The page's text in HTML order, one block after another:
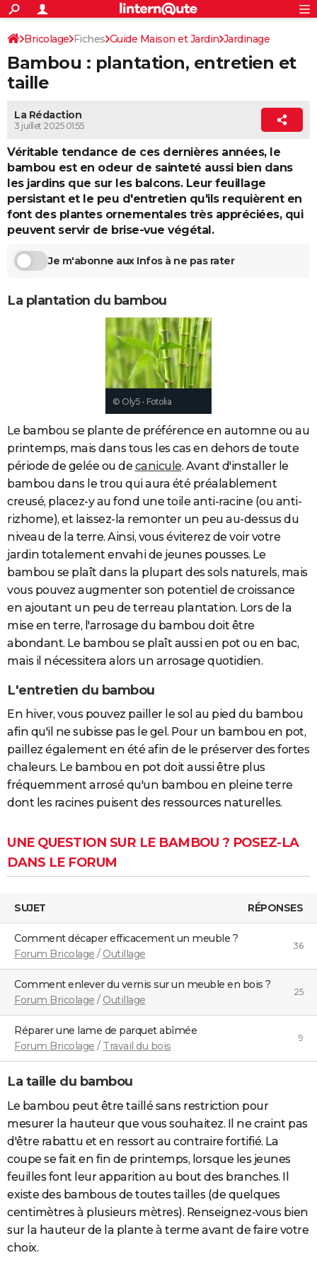
ACTUALITÉS
Politique
Société
Faits Divers
Education
Monde
Villes
+
SPORT
Coupe du monde 2026
Football
Tennis
Cyclisme
Rugby
Forum
CULTURE
Retraite
Impôts
Epargne
Immobilier
Risques naturels par ville
Banque
Assurance
Crédit
AUTO
Essais
Réserver un essai
Citadines
Berlines
SUV
Forum auto
+HIGH-TECH
Mobiles
Meilleur smartphone
Internet
Ordinateurs
Jeux vidéo
Guide high-tech
+
BRICOLAGE
Forum
Aménagement intérieur
Extérieur
Cuisine
Salle de bains
Jardinage
Rangement
+ WEEK-END
Art de vivre
Bien-être
Loisirs
Mode
Modes de vie
Alimentation
Guide de la santé
Maladies
Médicaments
Sommeil
+VOYAGE
Carte de Noël
Carte Bonne année
Carte Saint-Valentin
Carte Pâques
Carte d'anniversaire
DICTIONNAIRE
Biographies
Expressions
PROGRAMME TV
COPAINS D'AVANT
S'inscrire
Se connecter
Lycées
Collèges
Primaires
Universités
Entreprises
Service militaire
Avis de recherche
AVIS DE DÉCÈS
Bricolage
Lifestyle
Culture
Sport
Auto
Television
Voyage
Cinema
Rechercher
S'inscrire
Connexion
Bricolage Fiches Guide Maison et Jardin Jardinage
Arbustes / Haies
Bambou : plantation, entretien et
taille
La Rédaction
3 juillet 2025 01:55
Véritable tendance de ces dernières années, le
bambou est en odeur de sainteté aussi bien dans
les jardins que sur les balcons. Leur feuillage
persistant et le peu d'entretien qu'ils requièrent en
font des plantes ornementales très appréciées, qui
peuvent servir de brise-vue végétal.
Je m'abonne aux Infos à ne pas rater
La plantation du bambou
© Oly5 - Fotolia
Le bambou se plante de préférence en automne ou au
printemps, mais dans tous les cas en dehors de toute
période de gelée ou de canicule. Avant d'installer le
bambou dans le trou qui aura été préalablement
creusé, placez-y au fond une toile anti-racine (ou anti-
rizhome), et laissez-la remonter un peu au-dessus du
niveau de la terre. Ainsi, vous éviterez de voir votre
jardin totalement envahi de jeunes pousses. Le
bambou se plaît dans la plupart des sols naturels, mais
vous pouvez augmenter son potentiel de croissance
en ajoutant un peu de terreau plantation. Lors de la
mise en terre, l'arrosage du bambou doit être
abondant. Le bambou se plaît aussi en pot ou en bac,
mais il nécessitera alors un arrosage quotidien.
L'entretien du bambou
En hiver, vous pouvez pailler le sol au pied du bambou
afin qu'il ne subisse pas le gel. Pour un bambou en pot,
paillez également en été afin de le préserver des fortes
chaleurs. Le bambou en pot doit aussi être plus
fréquemment arrosé qu'un bambou en pleine terre
dont les racines puisent des ressources naturelles.
UNE QUESTION SUR LE BAMBOU ? POSEZ-LA
DANS LE FORUM
SUJET RÉPONSES
Comment décaper efficacement un meuble ?
Forum Bricolage /Outillage
36
Comment enlever du vernis sur un meuble en bois ?
Forum Bricolage /Outillage
25
Réparer une lame de parquet abîmée
Forum Bricolage / Travail du bois
9
La taille du bambou
Le bambou peut être taillé sans restriction pour
mesurer la hauteur que vous souhaitez. Il ne craint pas
d'être rabattu et en ressort au contraire fortifié. La
coupe se fait en fin de printemps, lorsque les jeunes
feuilles font leur apparition au bout des branches. Il
existe des bambous de toutes tailles (de quelques
centimètres à plusieurs mètres). Renseignez-vous bien
sur la hauteur de la plante à terme avant de faire votre
choix.